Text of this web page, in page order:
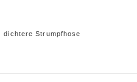
dichtere Strumpfhose